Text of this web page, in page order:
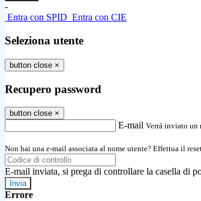
-
Entra con SPID Entra con CIE
Seleziona utente
button close ×
Recupero password
button close ×
E-mail Verrà inviato un
Non hai una e-mail associata al nome utente? Effettua il
E-mail inviata, si prega di controllare la casella di
Errore